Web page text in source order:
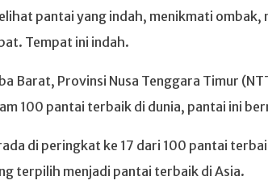
pantai yang indah, menikmati ombak,
Tempat ini indah.
Barat, Provinsi Nusa Tenggara Timur
100 pantai terbaik di dunia, pantai ini
di peringkat ke 17 dari 100 pantai
terpilih menjadi pantai terbaik di Asia.